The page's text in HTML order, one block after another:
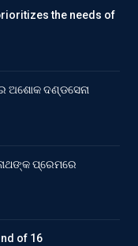
the needs of
ଦଣ୍ଡସେନା
ପ୍ରେମରେ
of 16